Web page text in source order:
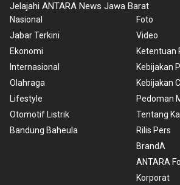
Jelajahi ANTARA News Jawa Barat
Nasional
Jabar Terkini
Ekonomi
Internasional
Olahraga
Lifestyle
Otomotif Listrik
Bandung Baheula
Foto
Video
Ketentuan
Kebijakan
Kebijakan
Pedoman
Tentang
Rilis Pers
BrandA
ANTARA
Korporat